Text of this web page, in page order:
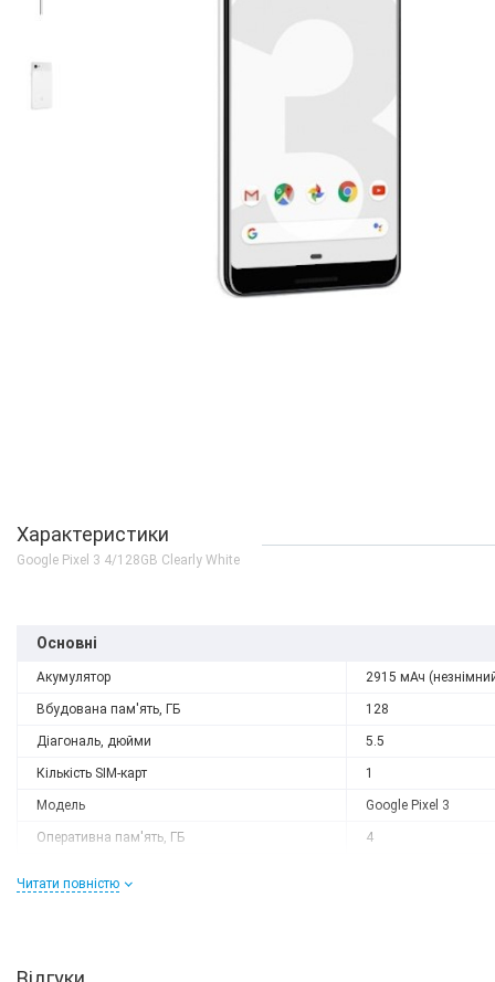
Характеристики
Google Pixel 3 4/128GB Clearly White
Основні
Акумулятор 2915 мАч
Вбудована пам'ять, ГБ 128
Діагональ, дюйми 5.5
Кількість SIM-карт 1
Модель Google Pixel 3
Оперативна пам'ять, ГБ 4
Читати повністю